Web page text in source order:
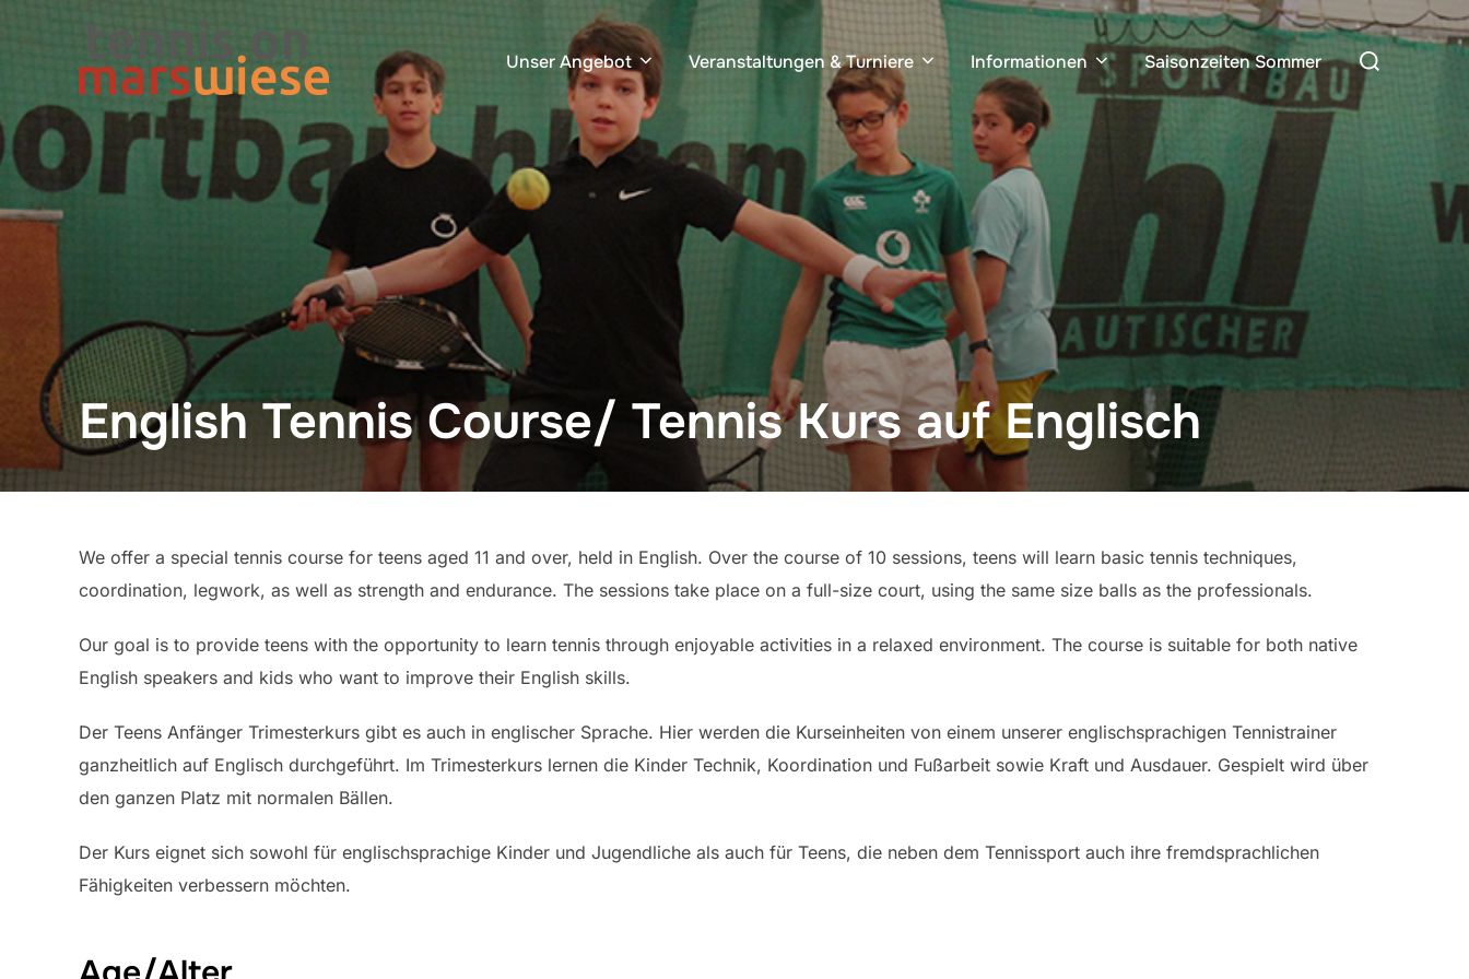
Unser Angebot Veranstaltungen & Turniere Informationen Saisonzeiten Sommer
Search
for:
English Tennis Course/ Tennis Kurs auf Englisch
We offer a special tennis course for teens aged 11 and over, held in English. Over the course of 10 sessions, teens will learn basic tennis techniques,
coordination, legwork, as well as strength and endurance. The sessions take place on a full-size court, using the same size balls as the professionals.
Our goal is to provide teens with the opportunity to learn tennis through enjoyable activities in a relaxed environment. The course is suitable for both native
English speakers and kids who want to improve their English skills.
Der Teens Anfänger Trimesterkurs gibt es auch in englischer Sprache. Hier werden die Kurseinheiten von einem unserer englischsprachigen Tennistrainer
ganzheitlich auf Englisch durchgeführt. Im Trimesterkurs lernen die Kinder Technik, Koordination und Fußarbeit sowie Kraft und Ausdauer. Gespielt wird über
den ganzen Platz mit normalen Bällen.
Der Kurs eignet sich sowohl für englischsprachige Kinder und Jugendliche als auch für Teens, die neben dem Tennissport auch ihre fremdsprachlichen
Fähigkeiten verbessern möchten.